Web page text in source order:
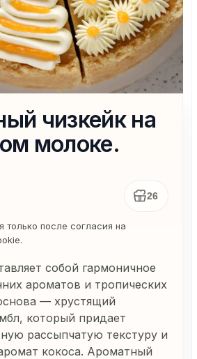
чизкейк на
молоке.
26
только после согласия на
собой гармоничное
ароматов и тропических
— хрустящий
который придает
рассыпчатую текстуру и
кокоса. Ароматный